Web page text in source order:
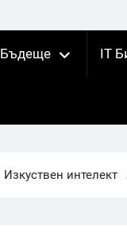
Бъдеще IT
Изкуствен интелект